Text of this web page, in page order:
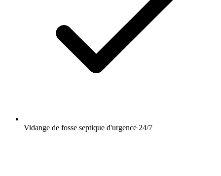
Vidange de fosse septique d'urgence 24/7